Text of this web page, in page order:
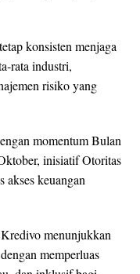
konsisten menjaga
rata industri,
risiko yang
momentum Bulan
inisiatif Otoritas
akses keuangan
menunjukkan
memperluas